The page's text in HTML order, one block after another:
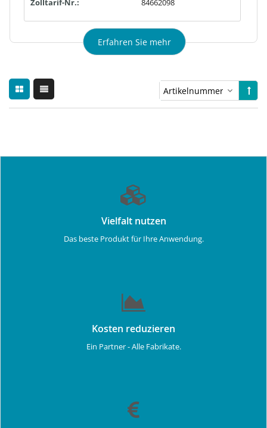
Erfahren Sie mehr
Vielfalt nutzen
Das beste Produkt für Ihre Anwendung.
Kosten reduzieren
Ein Partner - Alle Fabrikate.